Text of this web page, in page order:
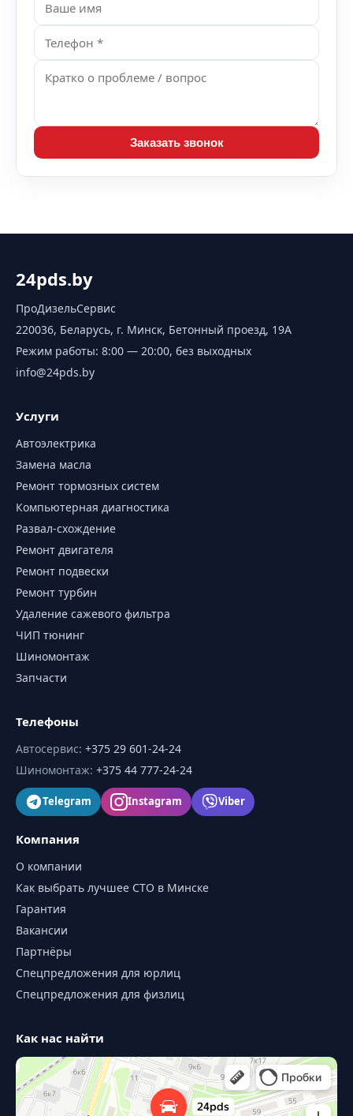
Заказать звонок
24pds.by
ПроДизельСервис
220036, Беларусь, г. Минск, Бетонный проезд, 19А
Режим работы: 8:00 — 20:00, без выходных
info@24pds.by
Услуги
Автоэлектрика
Замена масла
Ремонт тормозных систем
Компьютерная диагностика
Развал-схождение
Ремонт двигателя
Ремонт подвески
Ремонт турбин
Удаление сажевого фильтра
ЧИП тюнинг
Шиномонтаж
Запчасти
Телефоны
Автосервис: +375 29 601-24-24
Шиномонтаж: +375 44 777-24-24
Telegram Instagram Viber
Компания
О компании
Как выбрать лучшее СТО в Минске
Гарантия
Вакансии
Партнёры
Спецпредложения для юрлиц
Спецпредложения для физлиц
Как нас найти